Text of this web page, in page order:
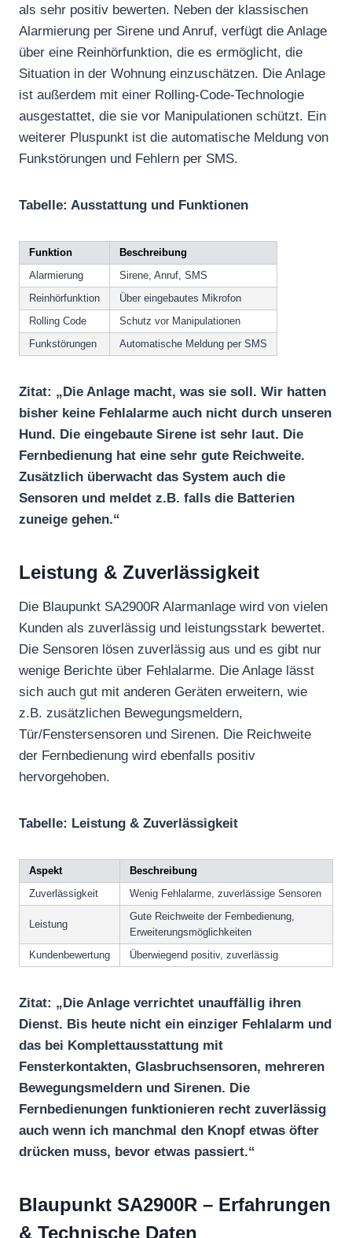
als sehr positiv bewerten. Neben der klassischen
Alarmierung per Sirene und Anruf, verfügt die Anlage
über eine Reinhörfunktion, die es ermöglicht, die
Situation in der Wohnung einzuschätzen. Die Anlage
ist außerdem mit einer Rolling-Code-Technologie
ausgestattet, die sie vor Manipulationen schützt. Ein
weiterer Pluspunkt ist die automatische Meldung von
Funkstörungen und Fehlern per SMS.
Tabelle: Ausstattung und Funktionen
Funktion
Beschreibung
Alarmierung
Sirene, Anruf, SMS
Reinhörfunktion
Über eingebautes Mikrofon
Rolling Code
Schutz vor Manipulationen
Funkstörungen
Automatische Meldung per SMS
Zitat: „Die Anlage macht, was sie soll. Wir hatten
bisher keine Fehlalarme auch nicht durch unseren
Hund. Die eingebaute Sirene ist sehr laut. Die
Fernbedienung hat eine sehr gute Reichweite.
Zusätzlich überwacht das System auch die
Sensoren und meldet z.B. falls die Batterien
zuneige gehen.“
Leistung & Zuverlässigkeit
Die Blaupunkt SA2900R Alarmanlage wird von vielen
Kunden als zuverlässig und leistungsstark bewertet.
Die Sensoren lösen zuverlässig aus und es gibt nur
wenige Berichte über Fehlalarme. Die Anlage lässt
sich auch gut mit anderen Geräten erweitern, wie
z.B. zusätzlichen Bewegungsmeldern,
Tür/Fenstersensoren und Sirenen. Die Reichweite
der Fernbedienung wird ebenfalls positiv
hervorgehoben.
Tabelle: Leistung & Zuverlässigkeit
Aspekt
Beschreibung
Zuverlässigkeit
Wenig Fehlalarme, zuverlässige Sensoren
Leistung
Gute Reichweite der Fernbedienung,
Erweiterungsmöglichkeiten
Kundenbewertung
Überwiegend positiv, zuverlässig
Zitat: „Die Anlage verrichtet unauffällig ihren
Dienst. Bis heute nicht ein einziger Fehlalarm und
das bei Komplettausstattung mit
Fensterkontakten, Glasbruchsensoren, mehreren
Bewegungsmeldern und Sirenen. Die
Fernbedienungen funktionieren recht zuverlässig
auch wenn ich manchmal den Knopf etwas öfter
drücken muss, bevor etwas passiert.“
Blaupunkt SA2900R – Erfahrungen
& Technische Daten